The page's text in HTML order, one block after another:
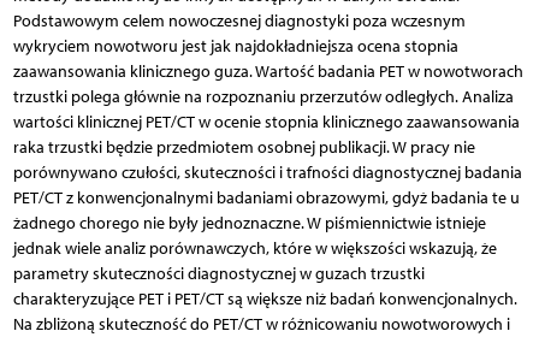
Podstawowym celem nowoczesnej diagnostyki poza wczesnym
wykryciem nowotworu jest jak najdokładniejsza ocena stopnia
zaawansowania klinicznego guza. Wartość badania PET w nowotworach
trzustki polega głównie na rozpoznaniu przerzutów odległych. Analiza
wartości klinicznej PET/CT w ocenie stopnia klinicznego zaawansowania
raka trzustki będzie przedmiotem osobnej publikacji. W pracy nie
porównywano czułości, skuteczności i trafności diagnostycznej badania
PET/CT z konwencjonalnymi badaniami obrazowymi, gdyż badania te u
żadnego chorego nie były jednoznaczne. W piśmiennictwie istnieje
jednak wiele analiz porównawczych, które w większości wskazują, że
parametry skuteczności diagnostycznej w guzach trzustki
charakteryzujące PET i PET/CT są większe niż badań konwencjonalnych.
Na zbliżoną skuteczność do PET/CT w różnicowaniu nowotworowych i